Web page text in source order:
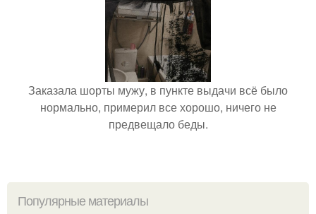
Заказала шорты мужу, в пункте выдачи всё было
нормально, примерил все хорошо, ничего не
предвещало беды.
Популярные материалы